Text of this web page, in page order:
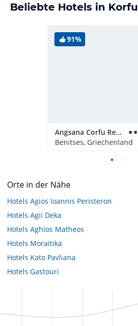
Beliebte Hotels in Korfu
91%
Angsana Corfu Resort & Spa
Benitses, Griechenland
Orte in der Nähe
Hotels Agios Ioannis Peristeron
Hotels Agii Deka
Hotels Aghios Matheos
Hotels Moraitika
Hotels Kato Pavliana
Hotels Gastouri